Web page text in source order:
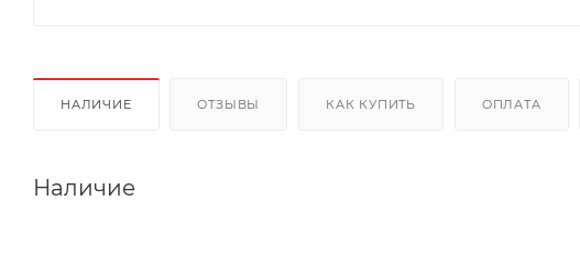
НАЛИЧИЕ ОТЗЫВЫ КАК КУПИТЬ ОПЛАТА
Наличие